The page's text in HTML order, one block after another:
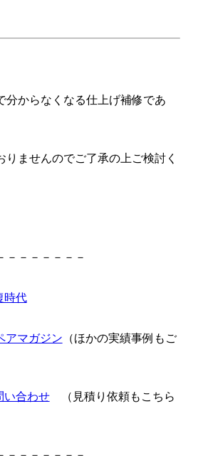
分からなくなる仕上げ補修であ
りませんのでご了承の上ご検討く
－－－－－－－
時代
アマガジン （ほかの実績事例もご
い合わせ（見積り依頼もこちら
－－－－－－－